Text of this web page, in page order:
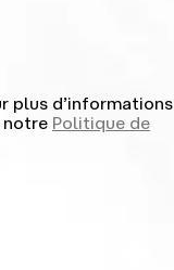
plus d’informations
notre Politique de